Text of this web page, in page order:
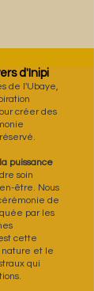
d'Inipi
de l'Ubaye,
créer des
la puissance
soin
être. Nous
de
par les
cette
nature et le
qui